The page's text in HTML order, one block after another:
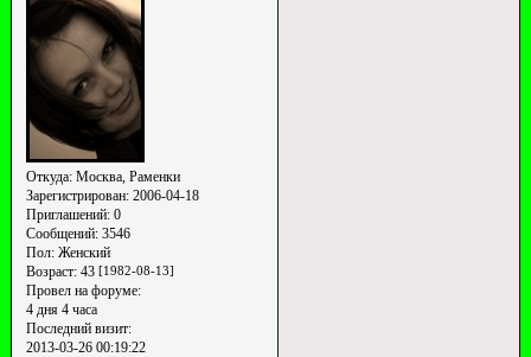
Откуда:Москва, Раменки
Зарегистрирован: 2006-04-18
Приглашений:0
Сообщений:3546
Пол:Женский
Возраст:43 [1982-08-13]
Провел на форуме:
4 дня 4 часа
Последний визит:
2013-03-26 00:19:22